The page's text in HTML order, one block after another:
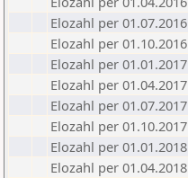
Elozahl per 01.07.2016
Elozahl per 01.10.2016
Elozahl per 01.01.2017
Elozahl per 01.04.2017
Elozahl per 01.07.2017
Elozahl per 01.10.2017
Elozahl per 01.01.2018
Elozahl per 01.04.2018